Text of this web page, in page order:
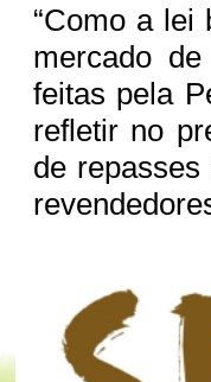
“Como a lei
mercado
feitas pela
refletir no
de